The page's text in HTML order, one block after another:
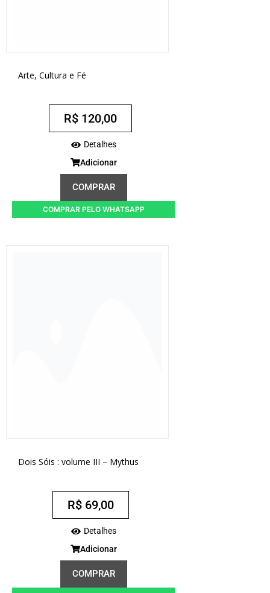
Arte, Cultura e Fé
R$ 120,00
Detalhes
Adicionar
COMPRAR
COMPRAR PELO WHATSAPP
Dois Sóis : volume III – Mythus
R$69,00
Detalhes
Adicionar
COMPRAR